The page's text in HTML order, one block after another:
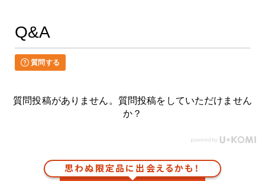
Q&A
質問する
質問投稿がありません。質問投稿をしていただけません
か？
思わぬ限定品に出会えるかも！